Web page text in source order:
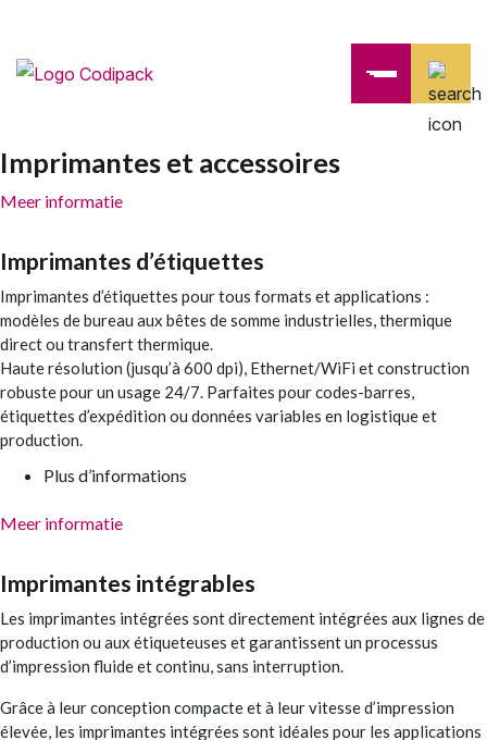
Imprimantes et accessoires
Meer informatie
Imprimantes d’étiquettes
Imprimantes d’étiquettes pour tous formats et applications :
modèles de bureau aux bêtes de somme industrielles, thermique
direct ou transfert thermique.
Haute résolution (jusqu’à 600 dpi), Ethernet/WiFi et construction
robuste pour un usage 24/7. Parfaites pour codes-barres,
étiquettes d’expédition ou données variables en logistique et
production.
Plus d’informations
Meer informatie
Imprimantes intégrables
Les imprimantes intégrées sont directement intégrées aux lignes de
production ou aux étiqueteuses et garantissent un processus
d’impression fluide et continu, sans interruption.
Grâce à leur conception compacte et à leur vitesse d’impression
élevée, les imprimantes intégrées sont idéales pour les applications